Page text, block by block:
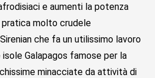
e aumenti la potenza
pratica molto crudele
che fa un utilissimo lavoro
Galapagos famose per la
minacciate da attività di